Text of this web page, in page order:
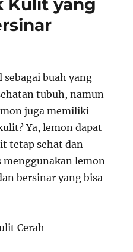
Kulit yang
buah yang
tubuh, namun
juga memiliki
Ya, lemon dapat
tetap sehat dan
lemon
bersinar yang bisa
Cerah